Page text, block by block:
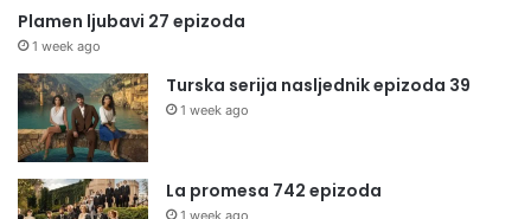
Plamen ljubavi 27 epizoda
1 week ago
Turska serija nasljednik epizoda 39
1 week ago
La promesa 742 epizoda
1 week ago